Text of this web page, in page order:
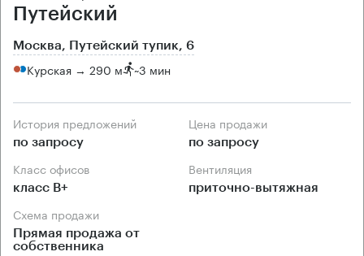
Путейский
Москва, Путейский тупик, 6
Курская → 290 м ~3 мин
История предложений
по запросу
Цена продажи
по запросу
Класс офисов
класс B+
Вентиляция
приточно-вытяжная
Схема продажи
Прямая продажа от
собственника